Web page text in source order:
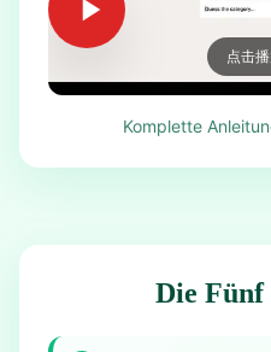
点击
Komplette
Die Fünf